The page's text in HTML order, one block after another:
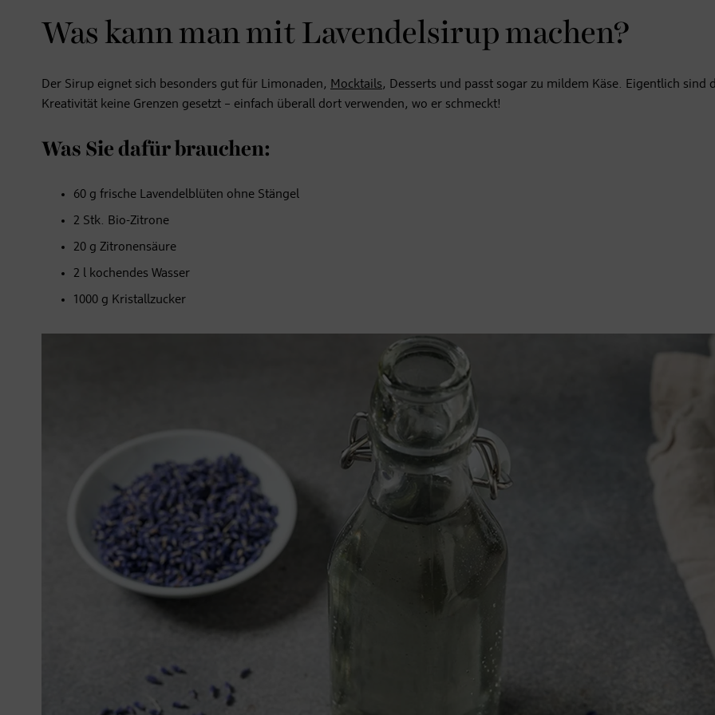
Was kann man mit Lavendelsirup machen?
Der Sirup eignet sich besonders gut für Limonaden, Mocktails, Desserts und passt sogar zu mildem Käse. Eigentlich sind
Kreativität keine Grenzen gesetzt – einfach überall dort verwenden, wo er schmeckt!
Was Sie dafür brauchen:
60 g frische Lavendelblüten ohne Stängel
2 Stk. Bio-Zitrone
20 g Zitronensäure
2 l kochendes Wasser
1000 g Kristallzucker